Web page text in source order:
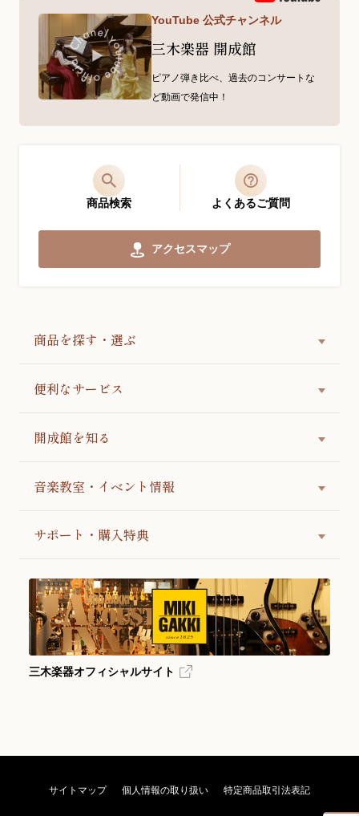
YouTube 公式チャンネル
三木楽器 開成館
ピアノ弾き比べ、過去のコンサートな
ど動画で発信中！
商品検索 よくあるご質問
アクセスマップ
商品を探す・選ぶ
便利なサービス
開成館を知る
音楽教室・イベント情報
サポート・購入特典
三木楽器オフィシャルサイト
サイトマップ 個人情報の取り扱い 特定商品取引法表記